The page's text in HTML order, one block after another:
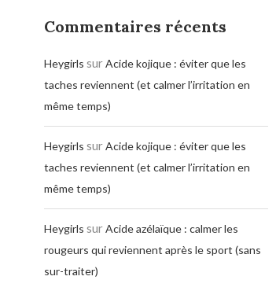
Commentaires récents
Heygirls surAcide kojique : éviter que les
taches reviennent (et calmer l’irritation en
même temps)
Heygirls surAcide kojique : éviter que les
taches reviennent (et calmer l’irritation en
même temps)
Heygirls surAcide azélaïque : calmer les
rougeurs qui reviennent après le sport (sans
sur-traiter)